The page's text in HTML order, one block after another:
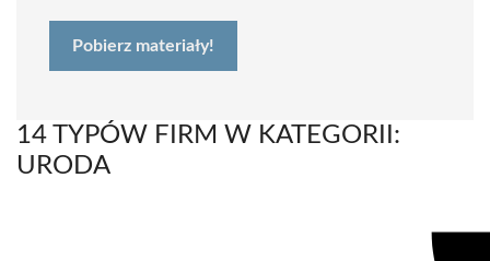
Pobierz materiały!
14 TYPÓW FIRM W KATEGORII:
URODA